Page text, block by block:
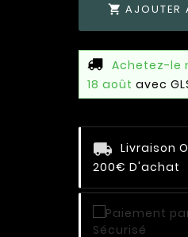
 AJOUTER
Achetez-le
18 août avec
Livraison
200€ D'achat